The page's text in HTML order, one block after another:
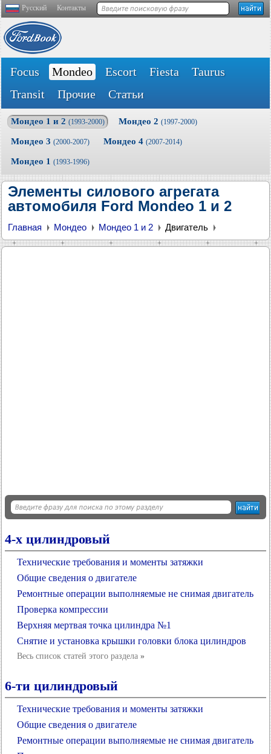
Русский Контакты
Focus Mondeo Escort Fiesta
Taurus
Transit
Прочие Статьи
Мондео 1 и 2 (1993-2000) Мондео 2 (1997-2000)
Мондео 3 (2000-2007) Мондео 4 (2007-2014)
Мондео 1 (1993-1996)
Элементы силового агрегата
автомобиля Ford Mondeo 1 и 2
Главная Мондео Мондео 1 и 2 Двигатель
4-х цилиндровый
Технические требования и моменты затяжки
Общие сведения о двигателе
Ремонтные операции выполняемые не снимая двигатель
Проверка компрессии
Верхняя мертвая точка цилиндра №1
Снятие и установка крышки головки блока цилиндров
Весь список статей этого раздела »
6-ти цилиндровый
Технические требования и моменты затяжки
Общие сведения о двигателе
Ремонтные операции выполняемые не снимая двигатель